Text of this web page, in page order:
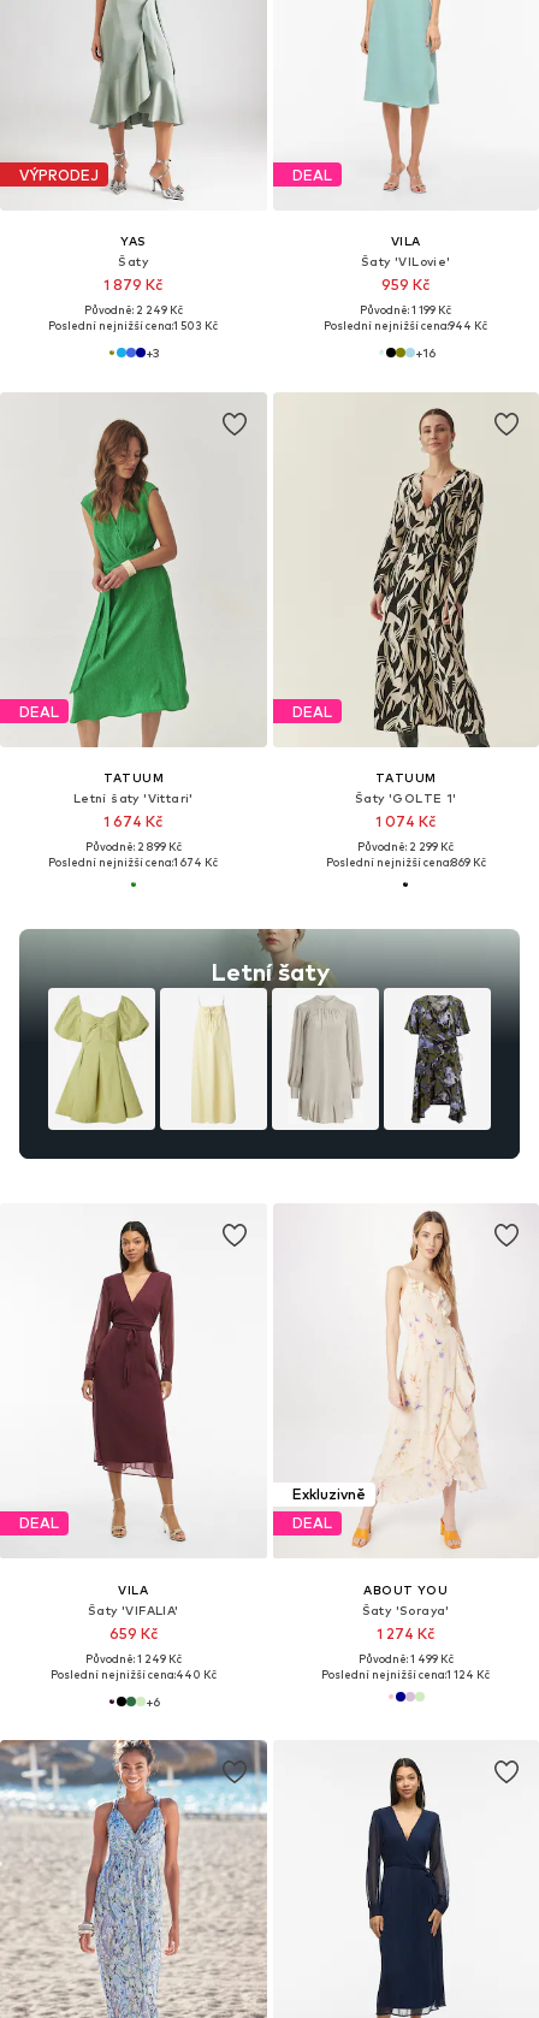
VÝPRODEJ
YAS
Šaty
1 879 Kč
Původně: 2 249 Kč
Poslední nejnižší cena:1 503 Kč
+3
DEAL
VILA
Šaty 'VILovie'
959 Kč
Původně: 1 199 Kč
Poslední nejnižší cena:944 Kč
+16
DEAL
TATUUM
Letní šaty 'Vittari'
1 674 Kč
Původně: 2 899 Kč
Poslední nejnižší cena:1 674 Kč
DEAL
TATUUM
Šaty 'GOLTE 1'
1 074 Kč
Původně: 2 299 Kč
Poslední nejnižší cena:869 Kč
Letní šaty
DEAL
VILA
Šaty 'VIFALIA'
659 Kč
Původně: 1 249 Kč
Poslední nejnižší cena:440 Kč
+6
Exkluzivně
DEAL
ABOUT YOU
Šaty 'Soraya'
1 274 Kč
Původně: 1 499 Kč
Poslední nejnižší cena:1 124 Kč